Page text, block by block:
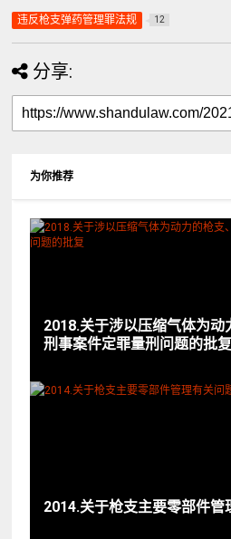
违反枪支弹药管理罪法规 12
分享:
为你推荐
2018.关于涉以压缩气体为动
刑事案件定罪量刑问题的批复
2014.关于枪支主要零部件管